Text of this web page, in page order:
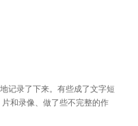
记录了下来。有些成了文字短
和录像、做了些不完整的作